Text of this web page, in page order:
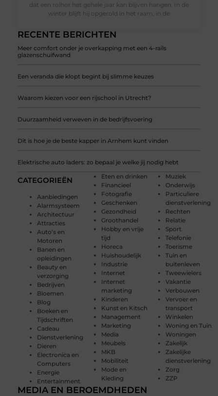
RECENTE BERICHTEN
Meer comfort onder je overkapping met een 4-rails
glazenschuifwand
Een veranda die klopt begint bij slimme keuzes
Waarom kiezen voor een rijschool in Utrecht?
Duurzaamheid verweven in de bedrijfsvoering
Dit is hoe je de beste kapper in Arnhem kunt vinden
Elektrische auto laders: zo bepaal je welke jij nodig hebt
CATEGORIEËN
Aanbiedingen
Alarmsysteem
Architectuur
Attracties
Auto’s en
Motoren
Banen en
opleidingen
Beauty en
verzorging
Bedrijven
Bloemen
Blog
Boeken en
Tijdschriften
Cadeau
Dienstverlening
Dieren
Electronica en
Computers
Energie
Entertainment
Eten en drinken
Financieel
Fotografie
Geschenken
Gezondheid
Groothandel
Hobby en vrije
tijd
Horeca
Huishoudelijk
Industrie
Internet
Internet
marketing
Kinderen
Kunst en Kitsch
Management
Marketing
Media
Meubels
MKB
Mobiliteit
Mode en
Kleding
Muziek
Onderwijs
Particuliere
dienstverlening
Rechten
Relatie
Sport
Telefonie
Toerisme
Tuin en
buitenleven
Tweewielers
Vakantie
Verbouwen
Vervoer en
transport
Winkelen
Woning en Tuin
Woningen
Zakelijk
Zakelijke
dienstverlening
Zorg
ZZP
MEDIA EN BEROEMDHEDEN
dat een rolhor het gehele jaar kan blijven hangen. In de
winter blijft hij opgerold in het raam, in de